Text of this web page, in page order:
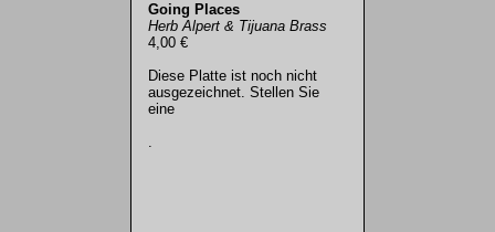
Going Places
Herb Alpert & Tijuana Brass
4,00 €
Diese Platte ist noch nicht
ausgezeichnet. Stellen Sie
eine
.